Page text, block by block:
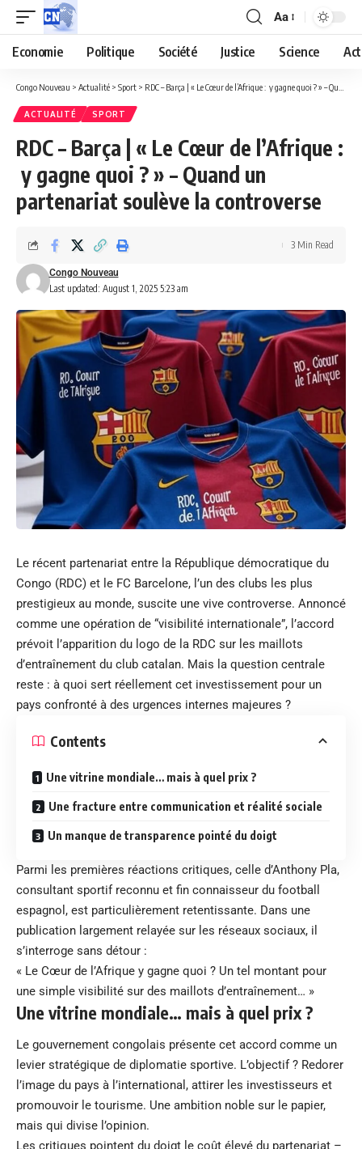
Aa
Economie Politique Société Justice Science
Congo Nouveau > Actualité > Sport > RDC – Barça | « Le Cœur de l’Afrique : y gagne quoi ? » – Quand un partenariat soulève la controverse
ACTUALITÉ SPORT
RDC – Barça | « Le Cœur de l’Afrique :
y gagne quoi ? » – Quand un
partenariat soulève la controverse
Last updated: August 1, 2025 5:23 am
Congo Nouveau
3 Min Read
Le récent partenariat entre la République démocratique du
Congo (RDC) et le FC Barcelone, l’un des clubs les plus
prestigieux au monde, suscite une vive controverse. Annoncé
comme une opération de “visibilité internationale”, l’accord
prévoit l’apparition du logo de la RDC sur les maillots
d’entraînement du club catalan. Mais la question centrale
reste : à quoi sert réellement cet investissement pour un
pays confronté à des urgences internes majeures ?
Contents
Une vitrine mondiale… mais à quel prix ?
Une fracture entre communication et réalité sociale
Un manque de transparence pointé du doigt
Parmi les premières réactions critiques, celle d’Anthony Pla,
consultant sportif reconnu et fin connaisseur du football
espagnol, est particulièrement retentissante. Dans une
publication largement relayée sur les réseaux sociaux, il
s’interroge sans détour :
« Le Cœur de l’Afrique y gagne quoi ? Un tel montant pour
une simple visibilité sur des maillots d’entraînement… »
Une vitrine mondiale… mais à quel prix ?
Le gouvernement congolais présente cet accord comme un
levier stratégique de diplomatie sportive. L’objectif ? Redorer
l’image du pays à l’international, attirer les investisseurs et
promouvoir le tourisme. Une ambition noble sur le papier,
mais qui divise l’opinion.
Les critiques pointent du doigt le coût élevé du partenariat –